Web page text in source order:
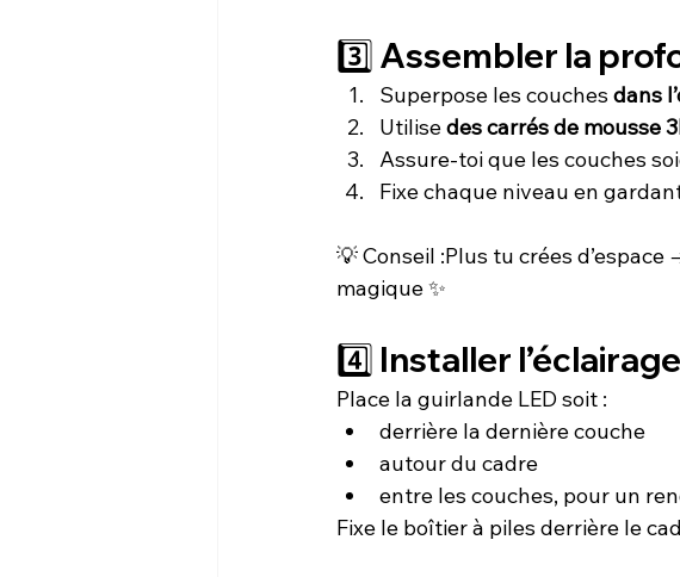
3️⃣ Assembler la
Superpose les couches dans
Utilise des carrés de mousse
Assure-toi que les couches
Fixe chaque niveau en
💡 Conseil :Plus tu crées
magique ✨
4️⃣ Installer l’éclairage
Place la guirlande LED soit :
derrière la dernière couche
autour du cadre
entre les couches, pour un
Fixe le boîtier à piles derrière le